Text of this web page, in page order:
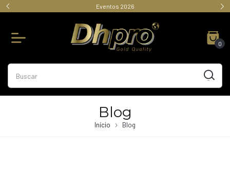
Eventos 2026
0
Blog
Início Blog